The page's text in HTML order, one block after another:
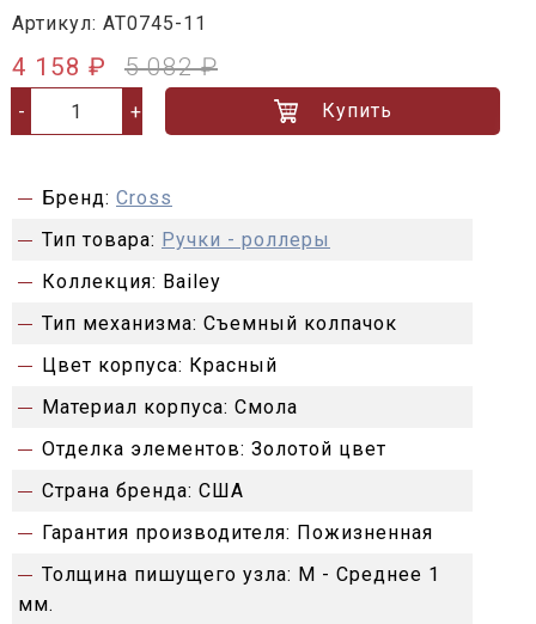
Артикул: AT0745-11
4 158 ₽ 5 082 ₽
- + Купить
Бренд: Cross
Тип товара: Ручки - роллеры
Коллекция: Bailey
Тип механизма: Съемный колпачок
Цвет корпуса: Красный
Материал корпуса: Смола
Отделка элементов: Золотой цвет
Страна бренда: США
Гарантия производителя: Пожизненная
Толщина пишущего узла: M - Среднее 1
мм.